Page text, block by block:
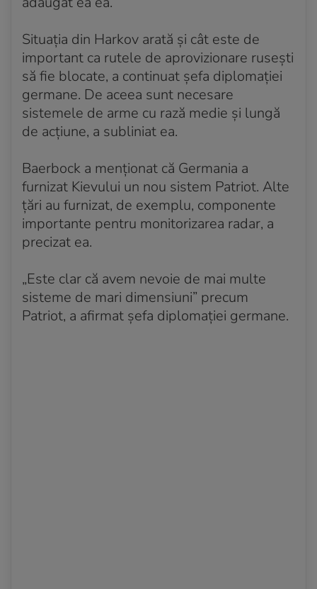
Situaţia din Harkov arată şi cât este de
important ca rutele de aprovizionare ruseşti
să fie blocate, a continuat șefa diplomației
germane. De aceea sunt necesare
sistemele de arme cu rază medie şi lungă
de acţiune, a subliniat ea.
Baerbock a menţionat că Germania a
furnizat Kievului un nou sistem Patriot. Alte
ţări au furnizat, de exemplu, componente
importante pentru monitorizarea radar, a
precizat ea.
„Este clar că avem nevoie de mai multe
sisteme de mari dimensiuni” precum
Patriot, a afirmat şefa diplomaţiei germane.